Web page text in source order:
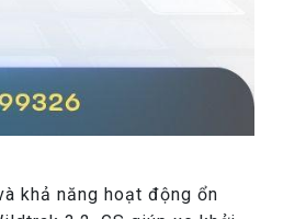
khả năng hoạt động ổn